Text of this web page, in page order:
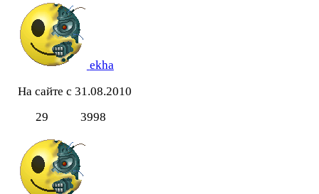
ekha
На сайте с 31.08.2010
29
3998